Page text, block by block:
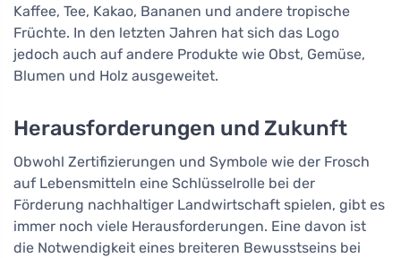
Kaffee, Tee, Kakao, Bananen und andere tropische
Früchte. In den letzten Jahren hat sich das Logo
jedoch auch auf andere Produkte wie Obst, Gemüse,
Blumen und Holz ausgeweitet.
Herausforderungen und Zukunft
Obwohl Zertifizierungen und Symbole wie der Frosch
auf Lebensmitteln eine Schlüsselrolle bei der
Förderung nachhaltiger Landwirtschaft spielen, gibt es
immer noch viele Herausforderungen. Eine davon ist
die Notwendigkeit eines breiteren Bewusstseins bei